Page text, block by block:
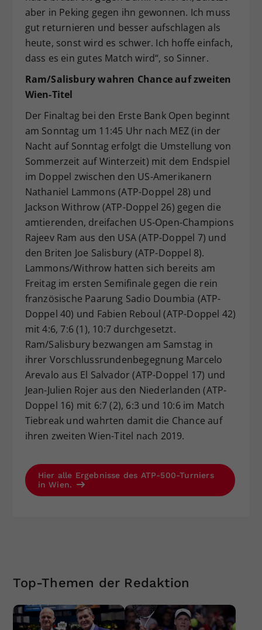
aber in Peking gegen ihn gewonnen. Ich muss
gut returnieren und besser aufschlagen als
heute, sonst wird es schwer. Ich hoffe einfach,
dass es ein gutes Match wird“, so Sinner.
Ram/Salisbury wahren Chance auf zweiten
Wien-Titel
Der Finaltag bei den Erste Bank Open beginnt
am Sonntag um 11:45 Uhr nach MEZ (in der
Nacht auf Sonntag erfolgt die Umstellung von
Sommerzeit auf Winterzeit) mit dem Endspiel
im Doppel zwischen den US-Amerikanern
Nathaniel Lammons (ATP-Doppel 28) und
Jackson Withrow (ATP-Doppel 26) gegen die
amtierenden, dreifachen US-Open-Champions
Rajeev Ram aus den USA (ATP-Doppel 7) und
den Briten Joe Salisbury (ATP-Doppel 8).
Lammons/Withrow hatten sich bereits am
Freitag im ersten Semifinale gegen die rein
französische Paarung Sadio Doumbia (ATP-
Doppel 40) und Fabien Reboul (ATP-Doppel 42)
mit 4:6, 7:6 (1), 10:7 durchgesetzt.
Ram/Salisbury bezwangen am Samstag in
ihrer Vorschlussrundenbegegnung Marcelo
Arevalo aus El Salvador (ATP-Doppel 17) und
Jean-Julien Rojer aus den Niederlanden (ATP-
Doppel 16) mit 6:7 (2), 6:3 und 10:6 im Match
Tiebreak und wahrten damit die Chance auf
ihren zweiten Wien-Titel nach 2019.
Hier alle Ergebnisse des ATP-500-Turniers
in Wien.
Top-Themen der Redaktion